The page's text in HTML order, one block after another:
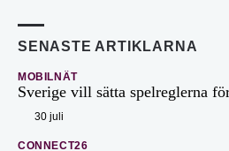
SENASTE ARTIKLARNA
MOBILNÄT
Sverige vill sätta spelreglerna
30 juli
CONNECT26